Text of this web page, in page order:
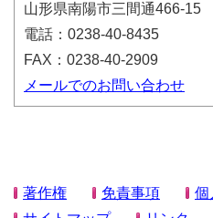
山形県南陽市三間通466-15
電話：0238-40-8435
FAX：0238-40-2909
メールでのお問い合わせ
著作権 免責事項
個